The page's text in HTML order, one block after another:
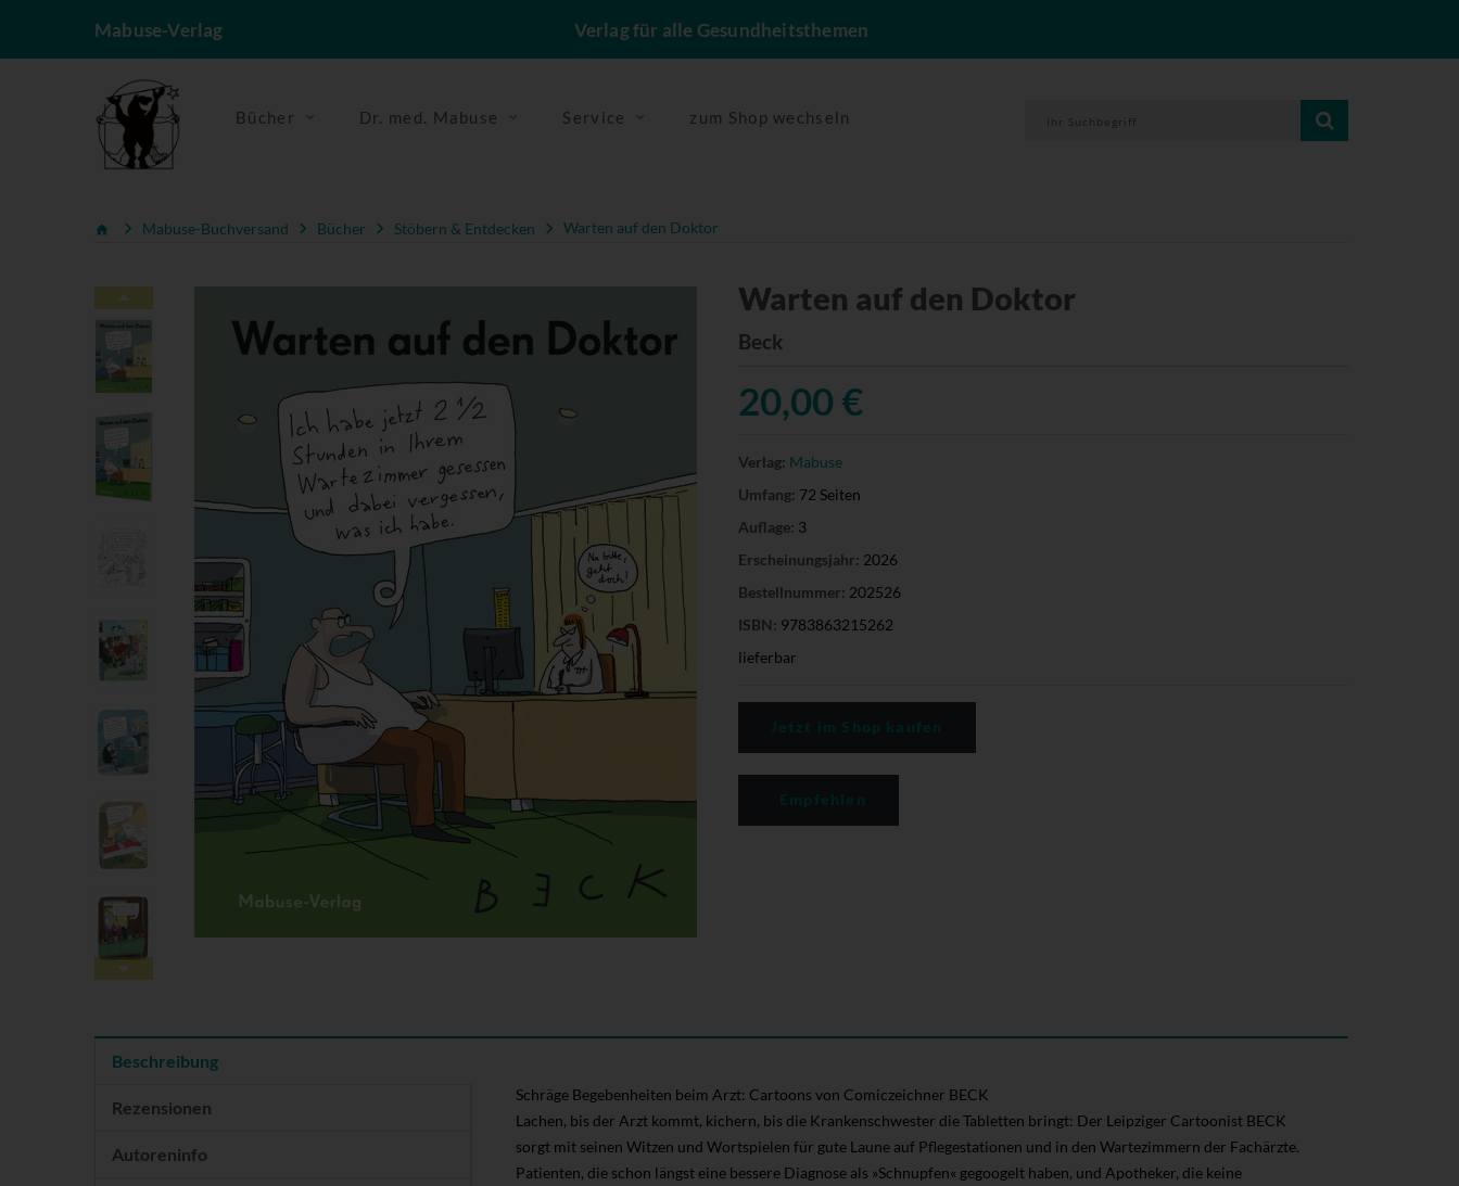
Mabuse-Verlag Verlag für alle Gesundheitsthemen
Bücher Dr. med. Mabuse Service zum Shop wechseln
Mabuse-Buchversand Bücher Stöbern & Entdecken Warten auf den Doktor
Warten auf den Doktor
Beck
20,00 €
Verlag: Mabuse
Umfang: 72 Seiten
Auflage: 3
Erscheinungsjahr: 2026
Bestellnummer: 202526
ISBN: 9783863215262
lieferbar
Beschreibung
Rezensionen
Autoreninfo
Schräge Begebenheiten beim Arzt: Cartoons von Comiczeichner BECK
Lachen, bis der Arzt kommt, kichern, bis die Krankenschwester die Tabletten bringt: Der Leipziger Cartoonist BECK
sorgt mit seinen Witzen und Wortspielen für gute Laune auf Pflegestationen und in den Wartezimmern der Fachärzte.
Patienten, die schon längst eine bessere Diagnose als »Schnupfen« gegoogelt haben, und Apotheker, die keine